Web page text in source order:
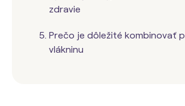
zdravie
Prečo je dôležité kombinovať
vlákninu